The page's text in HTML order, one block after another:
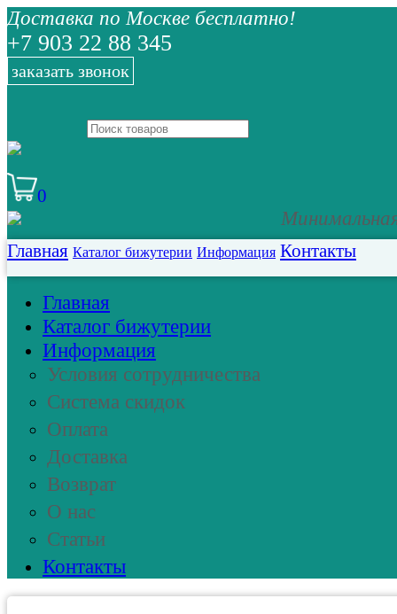
Доставка по Москве бесплатно!
+7 903 22 88 345
заказать звонок
0
Главная Каталог бижутерии Информация Контакты
Главная
Каталог бижутерии
Информация
Условия сотрудничества
Система скидок
Оплата
Доставка
Возврат
О нас
Статьи
Контакты